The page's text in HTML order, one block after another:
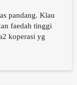
pandang. Klau
faedah tinggi
koperasi yg